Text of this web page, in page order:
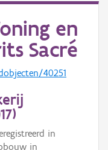
en
Sacré
40251
)
in
in